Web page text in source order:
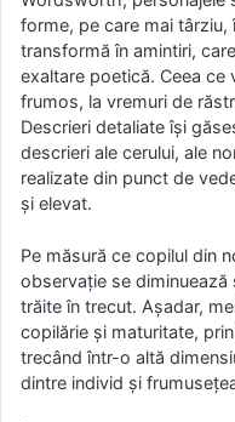
forme, pe care mai
transformă în amintiri,
exaltare poetică. Ceea
frumos, la vremuri de
Descrieri detaliate îşi
descrieri ale cerului, ale
realizate din punct de
şi elevat.
Pe măsură ce copilul din
observaţie se diminuează
trăite în trecut. Aşadar,
copilărie şi maturitate,
trecând într-o altă
dintre individ şi